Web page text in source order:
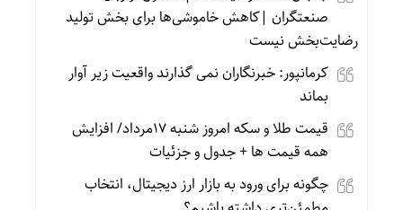
صنعتگران |کاهش خاموشی‌ها برای بخش تولید
رضایت‌بخش نیست
کرمانپور: خبرنگاران نمی گذارند واقعیت زیر آوار
بماند
قیمت طلا و سکه امروز شنبه 17مرداد/ افزایش
همه قیمت ها + جدول و جزئیات
چگونه برای ورود به بازار ارز دیجیتال، انتخاب